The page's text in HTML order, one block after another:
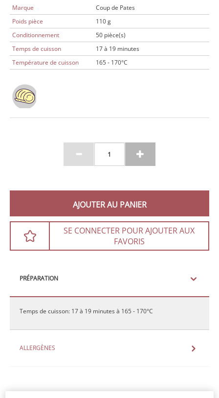
Marque
Coup de Pates
Poids pièce
110 g
Conditionnement
50 pièce(s)
Temps de cuisson
17 à 19 minutes
Température de cuisson
165 - 170°C
AJOUTER AU PANIER
SE CONNECTER POUR AJOUTER AUX
FAVORIS
PRÉPARATION
Temps de cuisson: 17 à 19 minutes à 165 - 170°C
ALLERGÈNES